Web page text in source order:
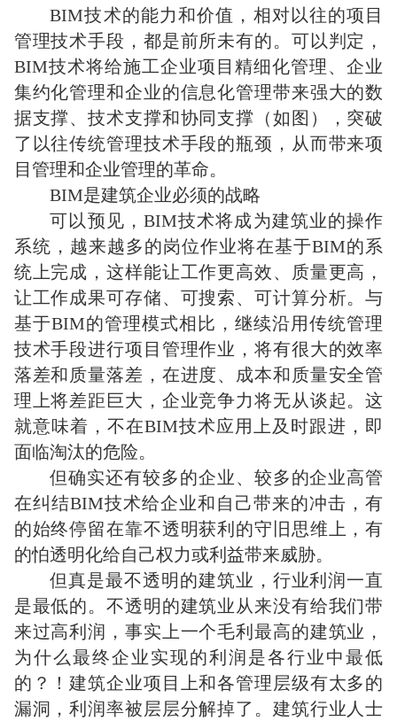
BIM技术的能力和价值，相对以往的项目
管理技术手段，都是前所未有的。可以判定，
BIM技术将给施工企业项目精细化管理、企业
集约化管理和企业的信息化管理带来强大的数
据支撑、技术支撑和协同支撑（如图），突破
了以往传统管理技术手段的瓶颈，从而带来项
目管理和企业管理的革命。
BIM是建筑企业必须的战略
可以预见，BIM技术将成为建筑业的操作
系统，越来越多的岗位作业将在基于BIM的系
统上完成，这样能让工作更高效、质量更高，
让工作成果可存储、可搜索、可计算分析。与
基于BIM的管理模式相比，继续沿用传统管理
技术手段进行项目管理作业，将有很大的效率
落差和质量落差，在进度、成本和质量安全管
理上将差距巨大，企业竞争力将无从谈起。这
就意味着，不在BIM技术应用上及时跟进，即
面临淘汰的危险。
但确实还有较多的企业、较多的企业高管
在纠结BIM技术给企业和自己带来的冲击，有
的始终停留在靠不透明获利的守旧思维上，有
的怕透明化给自己权力或利益带来威胁。
但真是最不透明的建筑业，行业利润一直
是最低的。不透明的建筑业从来没有给我们带
来过高利润，事实上一个毛利最高的建筑业，
为什么最终企业实现的利润是各行业中最低
的？！建筑企业项目上和各管理层级有太多的
漏洞，利润率被层层分解掉了。建筑行业人士